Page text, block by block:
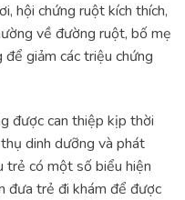
hội chứng ruột kích thích,
về đường ruột, bố mẹ
giảm các triệu chứng
được can thiệp kịp thời
dinh dưỡng và phát
trẻ có một số biểu hiện
đưa trẻ đi khám để được